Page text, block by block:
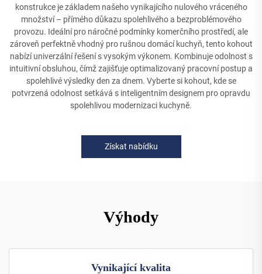
konstrukce je základem našeho vynikajícího nulového vráceného
množství – přímého důkazu spolehlivého a bezproblémového
provozu. Ideální pro náročné podmínky komerčního prostředí, ale
zároveň perfektně vhodný pro rušnou domácí kuchyň, tento kohout
nabízí univerzální řešení s vysokým výkonem. Kombinuje odolnost s
intuitivní obsluhou, čímž zajišťuje optimalizovaný pracovní postup a
spolehlivé výsledky den za dnem. Vyberte si kohout, kde se
potvrzená odolnost setkává s inteligentním designem pro opravdu
spolehlivou modernizaci kuchyně.
Získat nabídku
Výhody
Vynikající kvalita